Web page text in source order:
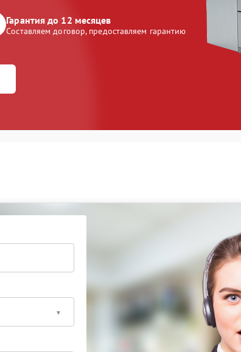
Гарантия до 12 месяцев
Составляем договор, предоставляем гарантию